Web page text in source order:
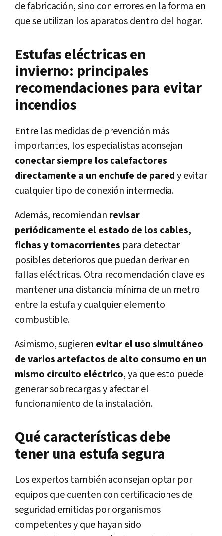
de fabricación, sino con errores en la forma en
que se utilizan los aparatos dentro del hogar.
Estufas eléctricas en
invierno: principales
recomendaciones para evitar
incendios
Entre las medidas de prevención más
importantes, los especialistas aconsejan
conectar siempre los calefactores
directamente a un enchufe de paredy evitar
cualquier tipo de conexión intermedia.
Además, recomiendan revisar
periódicamente el estado de los cables,
fichas y tomacorrientes para detectar
posibles deterioros que puedan derivar en
fallas eléctricas. Otra recomendación clave es
mantener una distancia mínima de un metro
entre la estufa y cualquier elemento
combustible.
Asimismo, sugieren evitar el uso simultáneo
de varios artefactos de alto consumo en un
mismo circuito eléctrico, ya que esto puede
generar sobrecargas y afectar el
funcionamiento de la instalación.
Qué características debe
tener una estufa segura
Los expertos también aconsejan optar por
equipos que cuenten con certificaciones de
seguridad emitidas por organismos
competentes y que hayan sido